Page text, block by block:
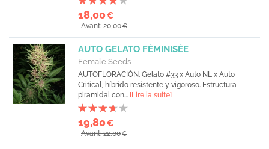
18,00€
Avant: 20,00€
AUTO GELATO FÉMINISÉE
Female Seeds
AUTOFLORACIÓN. Gelato #33 x Auto NL x Auto
Critical, híbrido resistente y vigoroso. Estructura
piramidal con... [Lire la suite]
19,80€
Avant: 22,00€